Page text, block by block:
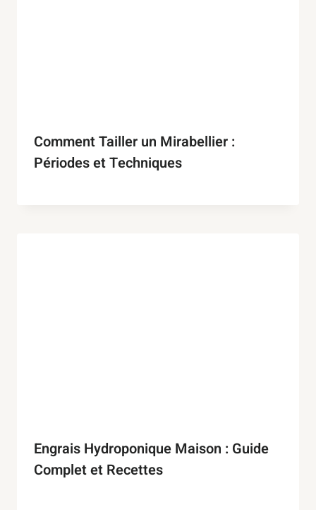
Comment Tailler un Mirabellier :
Périodes et Techniques
Engrais Hydroponique Maison : Guide
Complet et Recettes